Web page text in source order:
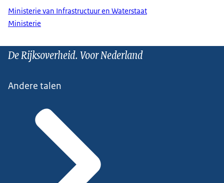
Ministerie van Infrastructuur en Waterstaat
Ministerie
De Rijksoverheid. Voor Nederland
Andere talen